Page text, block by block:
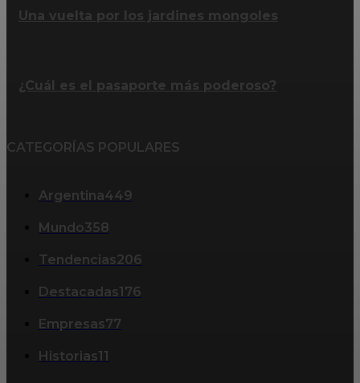
Una vuelta por los jardines mongoles
¿Cuál es el pasaporte más poderoso?
CATEGORÍAS POPULARES
Argentina449
Mundo358
Tendencias206
Destacadas176
Empresas77
Historias11